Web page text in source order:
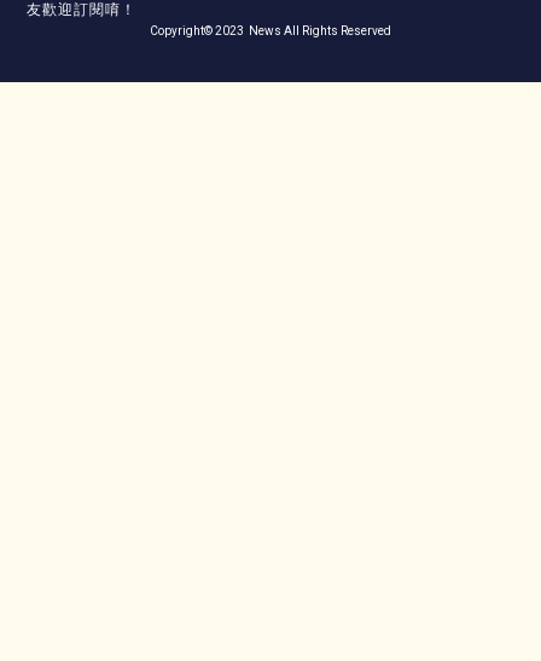
友歡迎訂閱唷！
Copyright© 2023 News All Rights Reserved